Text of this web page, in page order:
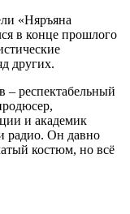
«Няръяна
в конце прошлого
других.
– респектабельный
и академик
радио. Он давно
костюм, но всё